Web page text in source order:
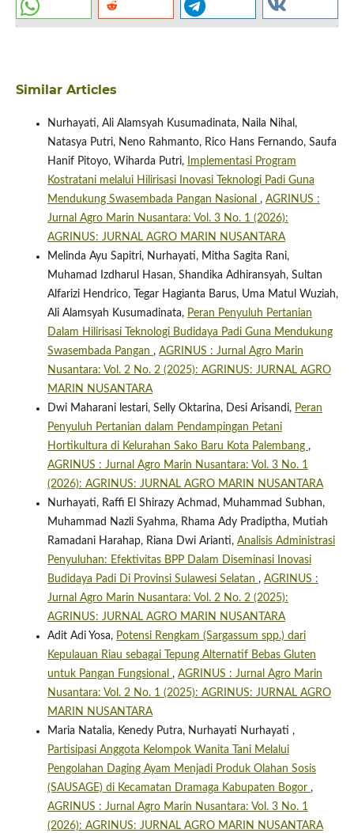
Similar Articles
Nurhayati, Ali Alamsyah Kusumadinata, Naila Nihal,
Natasya Putri, Neno Rahmanto, Rico Hans Fernando, Saufa
Hanif Pitoyo, Wiharda Putri,
Implementasi Program
Kostratani melalui Hilirisasi Inovasi Teknologi Padi Guna
Mendukung Swasembada Pangan Nasional , AGRINUS :
Jurnal Agro Marin Nusantara: Vol. 3 No. 1 (2026):
AGRINUS: JURNAL AGRO MARIN NUSANTARA
Melinda Ayu Sapitri, Nurhayati, Mitha Sagita Rani,
Muhamad Izdharul Hasan, Shandika Adhiransyah, Sultan
Alfarizi Hendrico, Tegar Hagianta Barus, Uma Matul Wuziah,
Ali Alamsyah Kusumadinata, Peran Penyuluh Pertanian
Dalam Hilirisasi Teknologi Budidaya Padi Guna Mendukung
Swasembada Pangan , AGRINUS : Jurnal Agro Marin
Nusantara: Vol. 2 No. 2 (2025): AGRINUS: JURNAL AGRO
MARIN NUSANTARA
Dwi Maharani lestari, Selly Oktarina, Desi Arisandi, Peran
Penyuluh Pertanian dalam Pendampingan Petani
Hortikultura di Kelurahan Sako Baru Kota Palembang ,
AGRINUS : Jurnal Agro Marin Nusantara: Vol. 3 No. 1
(2026): AGRINUS: JURNAL AGRO MARIN NUSANTARA
Nurhayati, Raffi El Shirazy Achmad, Muhammad Subhan,
Muhammad Nazli Syahma, Rhama Ady Pradiptha, Mutiah
Ramadani Harahap, Riana Dwi Arianti, Analisis Administrasi
Penyuluhan: Efektivitas BPP Dalam Diseminasi Inovasi
Budidaya Padi Di Provinsi Sulawesi Selatan , AGRINUS :
Jurnal Agro Marin Nusantara: Vol. 2 No. 2 (2025):
AGRINUS: JURNAL AGRO MARIN NUSANTARA
Adit Adi Yosa, Potensi Rengkam (Sargassum spp.) dari
Kepulauan Riau sebagai Tepung Alternatif Bebas Gluten
untuk Pangan Fungsional , AGRINUS : Jurnal Agro Marin
Nusantara: Vol. 2 No. 1 (2025): AGRINUS: JURNAL AGRO
MARIN NUSANTARA
Maria Natalia, Kenedy Putra, Nurhayati Nurhayati ,
Partisipasi Anggota Kelompok Wanita Tani Melalui
Pengolahan Daging Ayam Menjadi Produk Olahan Sosis
(SAUSAGE) di Kecamatan Dramaga Kabupaten Bogor ,
AGRINUS : Jurnal Agro Marin Nusantara: Vol. 3 No. 1
(2026): AGRINUS: JURNAL AGRO MARIN NUSANTARA